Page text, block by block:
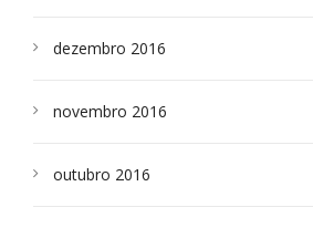
dezembro 2016
novembro 2016
outubro 2016